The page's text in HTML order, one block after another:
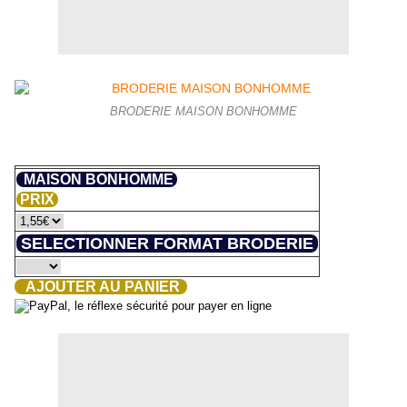
BRODERIE MAISON BONHOMME
MAISON BONHOMME
PRIX
SELECTIONNER FORMAT BRODERIE
AJOUTER AU PANIER